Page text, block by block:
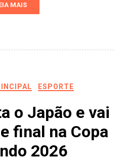
MAIS
ESPORTE
o Japão e vai
final na Copa
2026